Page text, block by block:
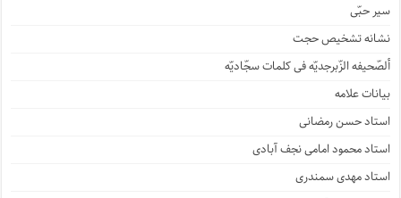
سیر حبّی
نشانه تشخیص حجت
ألصّحیفه الزّبرجدیّه فی کلمات سجّادیّه
بیانات علامه
استاد حسن رمضانی
استاد محمود امامی نجف آبادی
استاد مهدی سمندری